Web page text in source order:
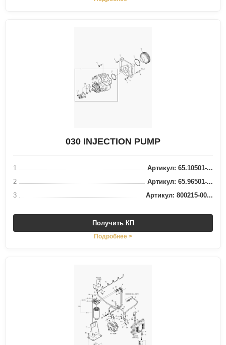
030 INJECTION PUMP
1
Артикул: 65.10501-...
2
Артикул: 65.96501-...
3
Артикул: 800215-00...
Получить КП
Подробнее >